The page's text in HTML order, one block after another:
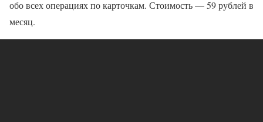
обо всех операциях по карточкам. Стоимость — 59 рублей в
месяц.